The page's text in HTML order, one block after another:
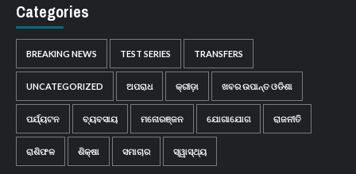
Categories
BREAKING NEWS TEST SERIES TRANSFERS
UNCATEGORIZED ଅପରାଧ କ୍ରୀଡ଼ା ଖବର ଉପାନ୍ତ ଓଡିଶା
ପର୍ଯ୍ୟଟନ ବ୍ୟବସାୟ ମନୋରଞ୍ଜନ ଯୋଗାଯୋଗ ରାଜନୀତି
ରାଶିଫଳ ଶିକ୍ଷା ସମାଚାର ସ୍ୱାସ୍ଥ୍ୟ